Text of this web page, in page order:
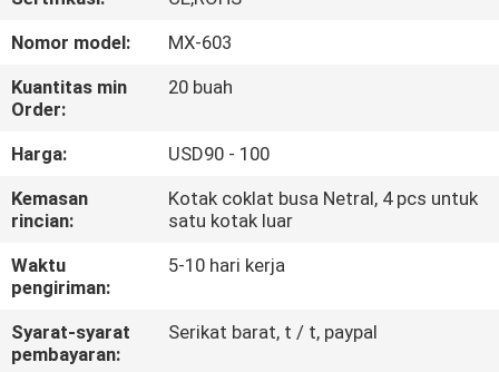
TUR
PABRIK
KONTROL
KUALITAS
HUBUNGI
KAMI
PERMINTAAN
Nomor model:
MX-603
Kuantitas min
Order:
20 buah
Harga:
USD90 - 100
Kemasan
rincian:
Kotak coklat busa Netral, 4 pcs untuk
satu kotak luar
Waktu
pengiriman:
5-10 hari kerja
Syarat-syarat
pembayaran:
Serikat barat, t / t, paypal